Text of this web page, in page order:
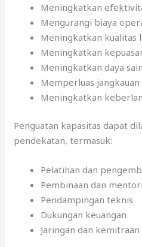
Meningkatkan
Mengurangi biaya
Meningkatkan kualitas
Meningkatkan
Meningkatkan daya
Memperluas
Meningkatkan
Penguatan kapasitas dapat
pendekatan, termasuk:
Pelatihan dan
Pembinaan dan
Pendampingan teknis
Dukungan keuangan
Jaringan dan kemitraan